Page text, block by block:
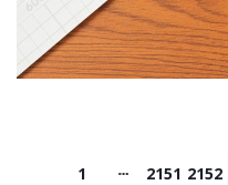
1 2151 2152